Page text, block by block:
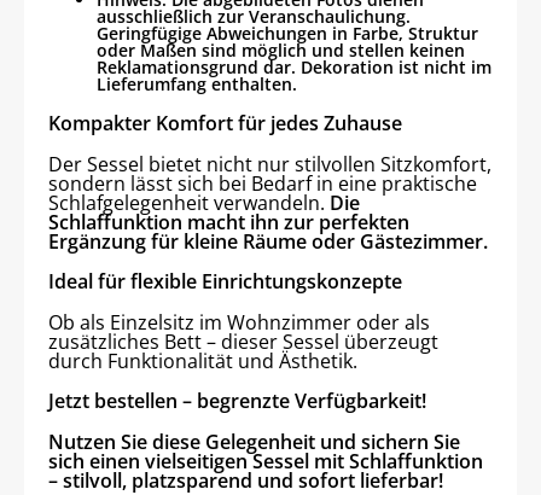
ausschließlich zur Veranschaulichung.
Geringfügige Abweichungen in Farbe, Struktur
oder Maßen sind möglich und stellen keinen
Reklamationsgrund dar. Dekoration ist nicht im
Lieferumfang enthalten.
Kompakter Komfort für jedes Zuhause
Der Sessel bietet nicht nur stilvollen Sitzkomfort,
sondern lässt sich bei Bedarf in eine praktische
Schlafgelegenheit verwandeln. Die
Schlaffunktion macht ihn zur perfekten
Ergänzung für kleine Räume oder Gästezimmer.
Ideal für flexible Einrichtungskonzepte
Ob als Einzelsitz im Wohnzimmer oder als
zusätzliches Bett – dieser Sessel überzeugt
durch Funktionalität und Ästhetik.
Jetzt bestellen – begrenzte Verfügbarkeit!
Nutzen Sie diese Gelegenheit und sichern Sie
sich einen vielseitigen Sessel mit Schlaffunktion
– stilvoll, platzsparend und sofort lieferbar!